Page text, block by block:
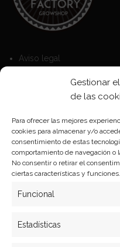
Gestionar
de las
Para ofrecer las mejores
cookies para almacenar y/o
consentimiento de estas
comportamiento de navegación o
No consentir o retirar el
ciertas características y funciones.
Funcional
Estadísticas
Aviso legal
Política de Cookies
Política de privacidad
Formas de pago
Plazos y condiciones de
Politica de devoluciones